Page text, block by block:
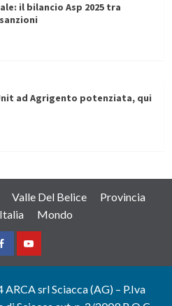
il bilancio Asp 2025 tra
ad Agrigento potenziata, qui
Valle Del Belice
Provincia
Italia Mondo
FacebookYountube
srl Sciacca (AG) – P.Iva